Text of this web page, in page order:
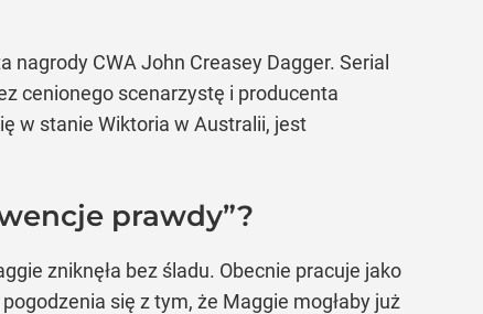
CWA John Creasey Dagger. Serial
cenionego scenarzystę i producenta
w stanie Wiktoria w Australii, jest
prawdy”?
zniknęła bez śladu. Obecnie pracuje jako
się z tym, że Maggie mogłaby już